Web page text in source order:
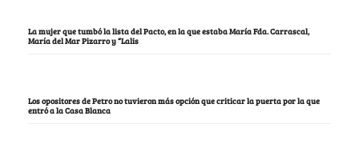
La mujer que tumbó la lista del Pacto, en la que estaba María Fda. Carrascal,
María del Mar Pizarro y “Lalis
Los opositores de Petro no tuvieron más opción que criticar la puerta por la que
entró a la Casa Blanca